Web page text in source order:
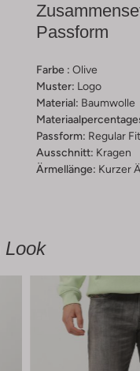
Passform
Farbe : Olive
Muster: Logo
Material: Baumwolle
Passform: Regular Fit
Ausschnitt: Kragen
Ärmellänge: Kurzer
Look